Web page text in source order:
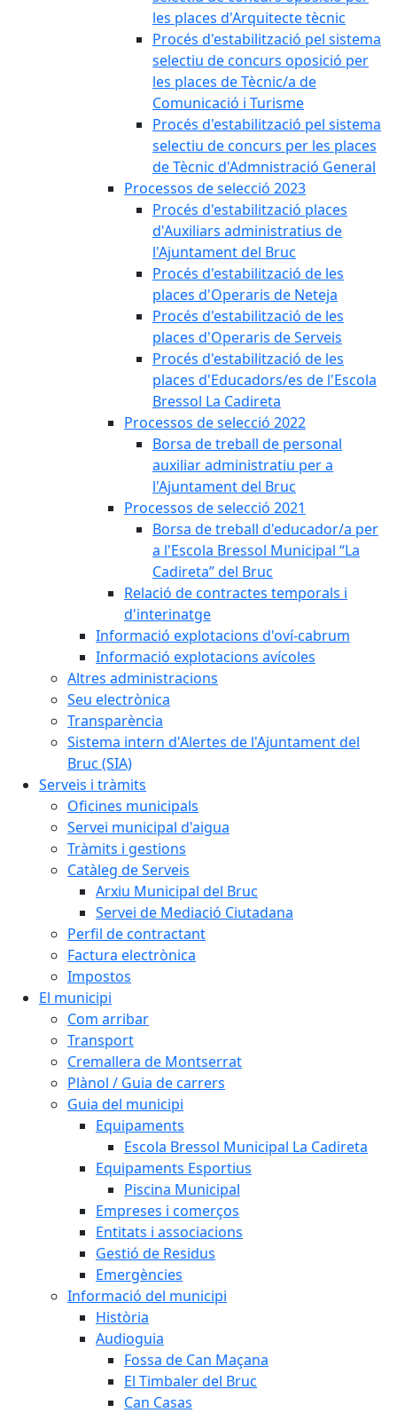
les places d'Arquitecte tècnic
Procés d'estabilització pel sistema
selectiu de concurs oposició per
les places de Tècnic/a de
Comunicació i Turisme
Procés d'estabilització pel sistema
selectiu de concurs per les places
de Tècnic d'Admnistració General
Processos de selecció 2023
Procés d'estabilització places
d'Auxiliars administratius de
l'Ajuntament del Bruc
Procés d'estabilització de les
places d'Operaris de Neteja
Procés d'estabilització de les
places d'Operaris de Serveis
Procés d'estabilització de les
places d'Educadors/es de l'Escola
Bressol La Cadireta
Processos de selecció 2022
Borsa de treball de personal
auxiliar administratiu per a
l'Ajuntament del Bruc
Processos de selecció 2021
Borsa de treball d'educador/a per
a l'Escola Bressol Municipal “La
Cadireta” del Bruc
Relació de contractes temporals i
d'interinatge
Informació explotacions d'oví-cabrum
Informació explotacions avícoles
Altres administracions
Seu electrònica
Transparència
Sistema intern d'Alertes de l'Ajuntament del
Bruc (SIA)
Serveis i tràmits
Oficines municipals
Servei municipal d'aigua
Tràmits i gestions
Catàleg de Serveis
Arxiu Municipal del Bruc
Servei de Mediació Ciutadana
Perfil de contractant
Factura electrònica
Impostos
El municipi
Com arribar
Transport
Cremallera de Montserrat
Plànol / Guia de carrers
Guia del municipi
Equipaments
Escola Bressol Municipal La Cadireta
Equipaments Esportius
Piscina Municipal
Empreses i comerços
Entitats i associacions
Gestió de Residus
Emergències
Informació del municipi
Història
Audioguia
Fossa de Can Maçana
El Timbaler del Bruc
Can Casas